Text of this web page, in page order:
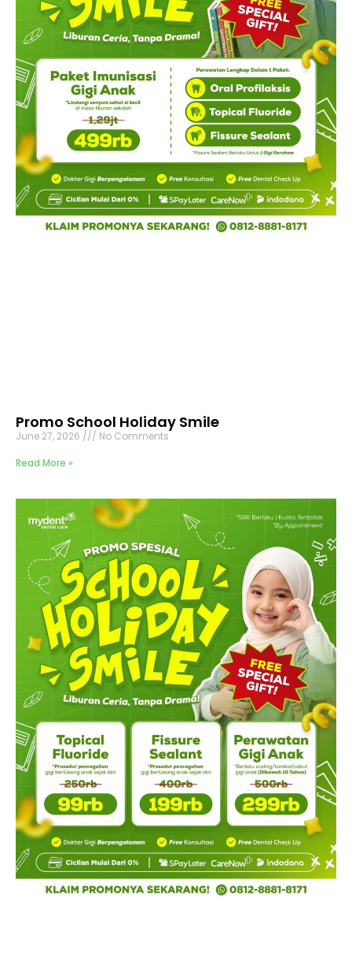
Promo School Holiday Smile
June 27, 2026
No Comments
Read More »